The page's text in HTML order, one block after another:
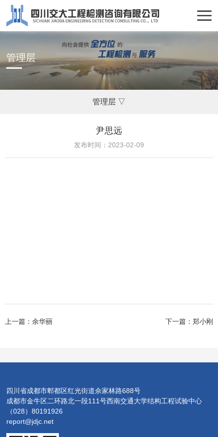
管理层
管理层 ▽
尹思远
发布时间：2023-02-09
上一篇： 余华丽 下一篇： 郑小刚
四川省成都市郫都区红光街道佘家林路688号
成都市金牛区二环路北一段111号西南交通大学结构工程试验中心
（028）80191926
report@jdjc.net